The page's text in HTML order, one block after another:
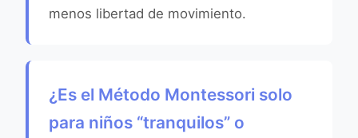
menos libertad de movimiento.
¿Es el Método Montessori solo
para niños “tranquilos” o